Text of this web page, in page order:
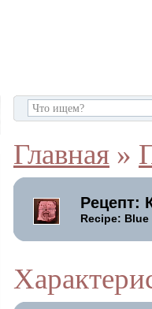
Главная »
Рецепт:
Recipe: Blue